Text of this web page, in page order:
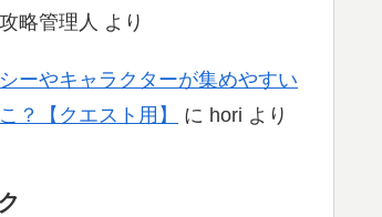
略管理人 より
ーやキャラクターが集めやすい
？【クエスト用】
に hori より